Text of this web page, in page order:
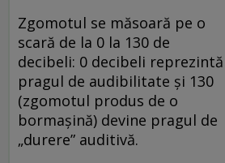
Zgomotul se măsoară pe o
scară de la 0 la 130 de
decibeli: 0 decibeli reprezintă
pragul de audibilitate și 130
(zgomotul produs de o
bormașină) devine pragul de
„durere” auditivă.